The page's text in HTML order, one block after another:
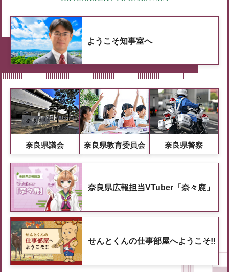
ようこそ知事室へ
奈良県議会 奈良県教育委員会 奈良県警察
奈良県広報担当VTuber「奈々鹿」
せんとくんの仕事部屋へようこそ!!